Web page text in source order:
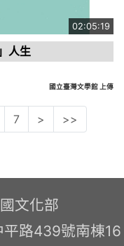
02:05:19
人生
國立臺灣文學館 上傳
7 > >>
文化部
路439號南棟16